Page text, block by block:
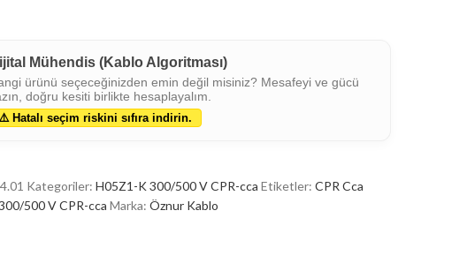
Mühendis (Kablo Algoritması)
ürünü seçeceğinizden emin değil misiniz? Mesafeyi ve gücü
doğru kesiti birlikte hesaplayalım.
⚠️ Hatalı seçim riskini sıfıra indirin.
Kategoriler: H05Z1-K 300/500 V CPR-cca Etiketler: CPR Cca
500 V CPR-cca Marka: Öznur Kablo